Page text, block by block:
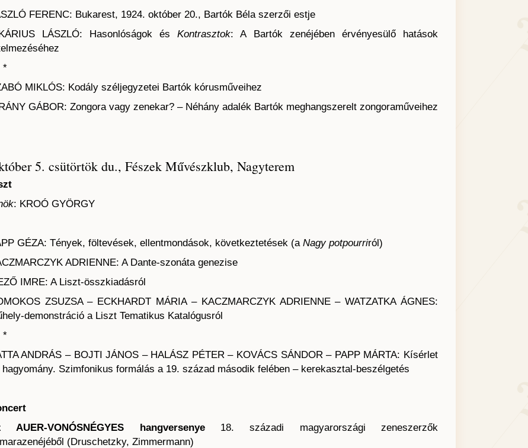
FERENC: Bukarest, 1924. október 20., Bartók Béla szerzői estje
LÁSZLÓ: Hasonlóságok ésKontrasztok: A Bartók zenéjében érvényesülő hatások
*
MIKLÓS: Kodály széljegyzetei Bartók kórusműveihez
GÁBOR: Zongora vagy zenekar? – Néhány adalék Bartók meghangszerelt zongoraműveihez
5. csütörtök du., Fészek Művészklub, Nagyterem
: KROÓ GYÖRGY
GÉZA: Tények, föltevések, ellentmondások, következtetések (a Nagy potpourriról)
ADRIENNE: A Dante-szonáta genezise
IMRE: A Liszt-összkiadásról
ZSUZSA – ECKHARDT MÁRIA – KACZMARCZYK ADRIENNE – WATZATKA ÁGNES:
demonstráció a Liszt Tematikus Katalógusról
*
ANDRÁS – BOJTI JÁNOS – HALÁSZ PÉTER – KOVÁCS SÁNDOR – PAPP MÁRTA: Kísérlet
hagyomány. Szimfonikus formálás a 19. század második felében – kerekasztal-beszélgetés
AUER-VONÓSNÉGYES hangversenye18. századi magyarországi zeneszerzők
(Druschetzky, Zimmermann)